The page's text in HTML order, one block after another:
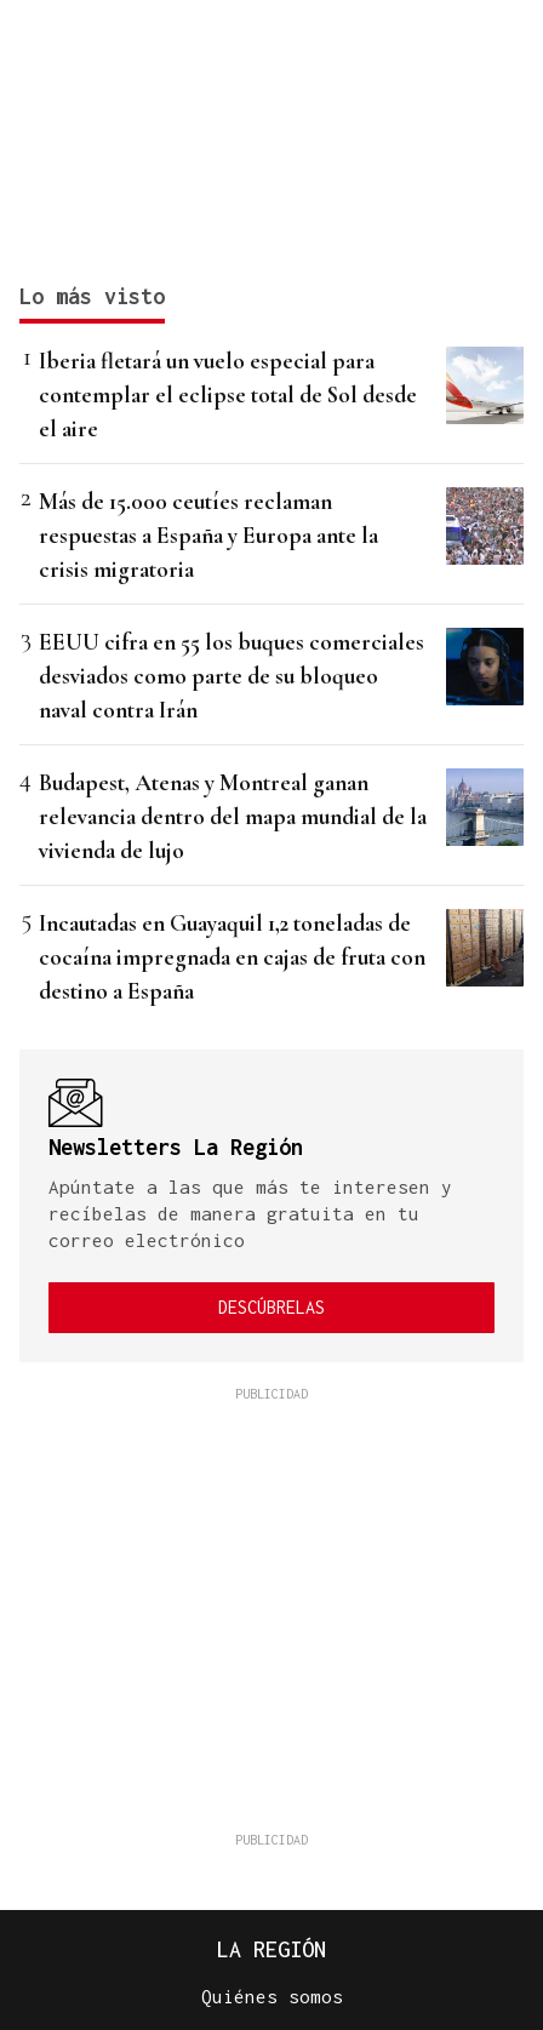
Lo más visto
Iberia fletará un vuelo especial para
contemplar el eclipse total de Sol desde
el aire
Más de 15.000 ceutíes reclaman
respuestas a España y Europa ante la
crisis migratoria
EEUU cifra en 55 los buques comerciales
desviados como parte de su bloqueo
naval contra Irán
Budapest, Atenas y Montreal ganan
relevancia dentro del mapa mundial de la
vivienda de lujo
Incautadas en Guayaquil 1,2 toneladas de
cocaína impregnada en cajas de fruta con
destino a España
Newsletters La Región
Apúntate a las que más te interesen y
recíbelas de manera gratuita en tu
correo electrónico
DESCÚBRELAS
LA REGIÓN
Quiénes somos